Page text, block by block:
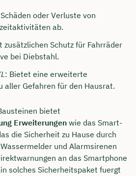
oder Verluste von
ab.
zusätzlichen Schutz für Fahrräder
bei Diebstahl.
: Bietet eine erweiterte
aller Gefahren für den Hausrat.
bietet
Erweiterungen wie das Smart-
die Sicherheit zu Hause durch
und Alarmsirenen
an das Smartphone
solches Sicherheitspaket fuergt